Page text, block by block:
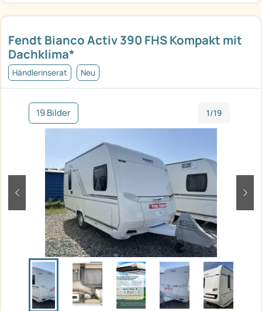
Fendt Bianco Activ 390 FHS Kompakt mit
Dachklima*
Händlerinserat Neu
19 Bilder 1/19
zurück